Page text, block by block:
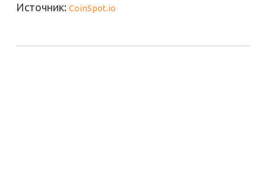
Источник: CoinSpot.io